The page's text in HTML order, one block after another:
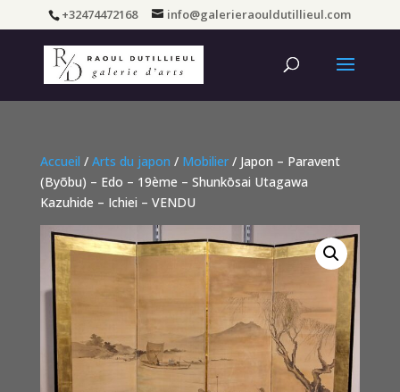
+32474472168 info@galerieraouldutillieul.com
Accueil / Arts du japon / Mobilier/ Japon – Paravent
(Byõbu) – Edo – 19ème – Shunkōsai Utagawa
Kazuhide – Ichiei – VENDU